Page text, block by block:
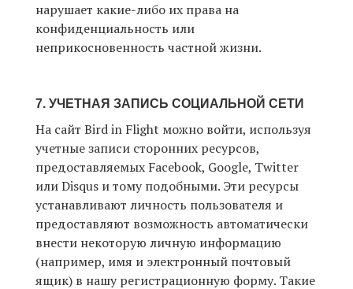
нарушает какие-либо их права на
конфиденциальность или
неприкосновенность частной жизни.
7. УЧЕТНАЯ ЗАПИСЬ СОЦИАЛЬНОЙ СЕТИ
На сайт Bird in Flight можно войти, используя
учетные записи сторонних ресурсов,
предоставляемых Facebook, Google, Twitter
или Disqus и тому подобными. Эти ресурсы
устанавливают личность пользователя и
предоставляют возможность автоматически
внести некоторую личную информацию
(например, имя и электронный почтовый
ящик) в нашу регистрационную форму. Такие